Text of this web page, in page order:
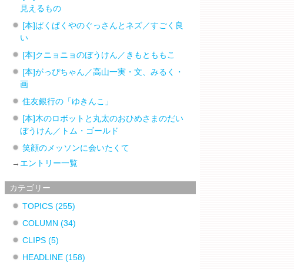
見えるもの
[本]ぱくぱくやのぐっさんとネズ／すごく良
い
[本]クニョニョのぼうけん／きもとももこ
[本]がっぴちゃん／高山一実・文、みるく・
画
住友銀行の「ゆきんこ」
[本]木のロボットと丸太のおひめさまのだい
ぼうけん／トム・ゴールド
笑顔のメッソンに会いたくて
→ エントリー一覧
カテゴリー
TOPICS(255)
COLUMN(34)
CLIPS(5)
HEADLINE(158)